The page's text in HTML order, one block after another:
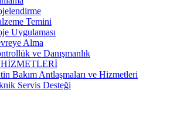
Temini
Uygulaması
Alma
ve Danışmanlık
HİZMETLERİ
Bakım Antlaşmaları ve Hizmetleri
Servis Desteği